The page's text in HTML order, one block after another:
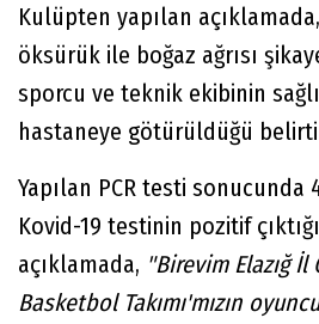
Kulüpten yapılan
öksürük ile boğaz ağrısı
sporcu ve teknik ekibinin
hastaneye götürüldüğü
Yapılan PCR testi sonucunda
Kovid-19 testinin pozitif
açıklamada, "Birevim Elazığ İl
Basketbol Takımı'mızın